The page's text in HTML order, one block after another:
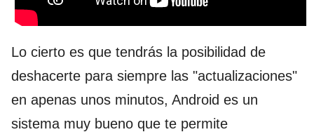
Lo cierto es que tendrás la posibilidad de
deshacerte para siempre las "actualizaciones"
en apenas unos minutos, Android es un
sistema muy bueno que te permite